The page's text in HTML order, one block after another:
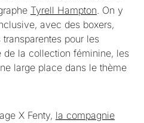
Tyrell Hampton. On y
avec des boxers,
pour les
de la collection féminine, les
large place dans le thème
X Fenty, la compagnie